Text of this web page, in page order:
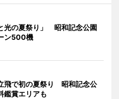
光の夏祭り」 昭和記念公園
ン500機
飛で初の夏祭り 昭和記念公
鑑賞エリアも